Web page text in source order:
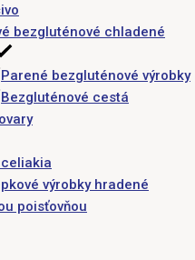
bezgluténové chladené
Parené bezgluténové výrobky
Bezgluténové cestá
výrobky hradené
poisťovňou